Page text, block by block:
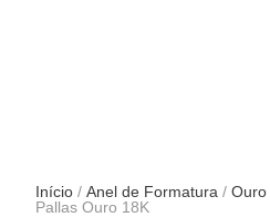
Início / Anel de Formatura / Ouro
Pallas Ouro 18K